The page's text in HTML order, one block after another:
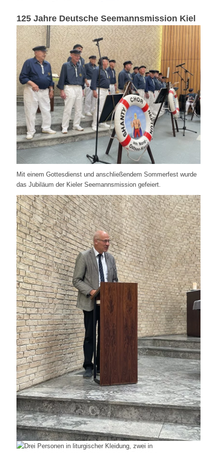
125 Jahre Deutsche Seemannsmission Kiel
Mit einem Gottesdienst und anschließendem Sommerfest wurde
das Jubiläum der Kieler Seemannsmission gefeiert.